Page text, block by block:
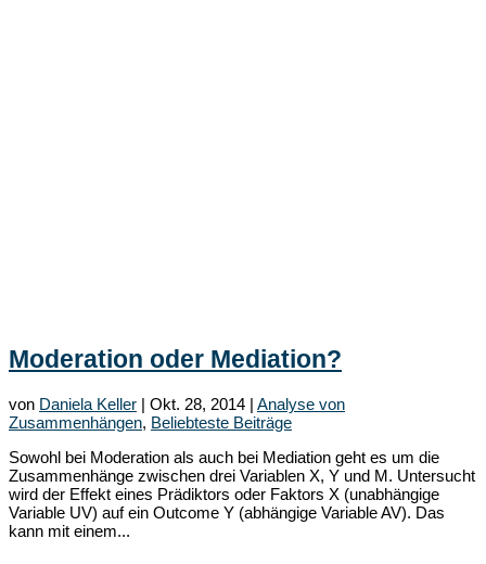
Moderation oder Mediation?
von Daniela Keller | Okt. 28, 2014 | Analyse von
Zusammenhängen, Beliebteste Beiträge
Sowohl bei Moderation als auch bei Mediation geht es um die
Zusammenhänge zwischen drei Variablen X, Y und M. Untersucht
wird der Effekt eines Prädiktors oder Faktors X (unabhängige
Variable UV) auf ein Outcome Y (abhängige Variable AV). Das
kann mit einem...